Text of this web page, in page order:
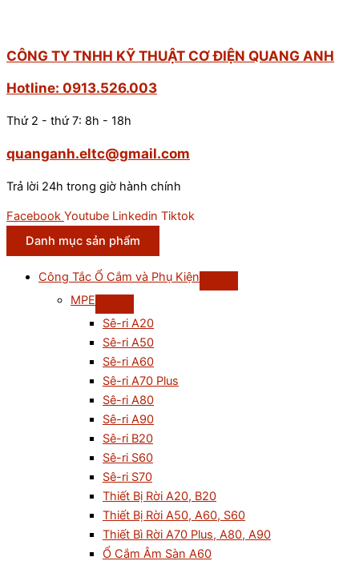
CÔNG TY TNHH KỸ THUẬT CƠ ĐIỆN QUANG ANH
Hotline: 0913.526.003
Thứ 2 - thứ 7: 8h - 18h
quanganh.eltc@gmail.com
Trả lời 24h trong giờ hành chính
Facebook Youtube Linkedin Tiktok
Danh mục sản phẩm
Công Tắc Ổ Cắm và Phụ Kiện
MPE
Sê-ri A20
Sê-ri A50
Sê-ri A60
Sê-ri A70 Plus
Sê-ri A80
Sê-ri A90
Sê-ri B20
Sê-ri S60
Sê-ri S70
Thiết Bị Rời A20, B20
Thiết Bị Rời A50, A60, S60
Thiết Bì Rời A70 Plus, A80, A90
Ổ Cắm Âm Sàn A60